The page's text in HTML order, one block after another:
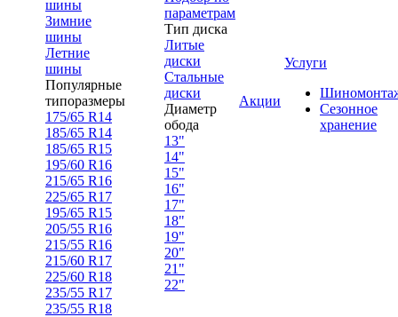
шины
Зимние
шины
Летние
шины
Популярные
типоразмеры
175/65 R14
185/65 R14
185/65 R15
195/60 R16
215/65 R16
225/65 R17
195/65 R15
205/55 R16
215/55 R16
215/60 R17
225/60 R18
235/55 R17
235/55 R18
параметрам
Тип диска
Литые
диски
Стальные
диски
Диаметр
обода
13"
14"
15"
16"
17"
18"
19"
20"
21"
22"
Акции
Услуги
Сезонное
хранение